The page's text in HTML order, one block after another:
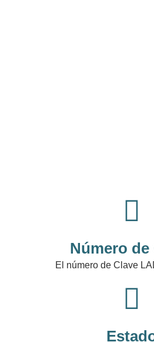
Número de
El número de Clave